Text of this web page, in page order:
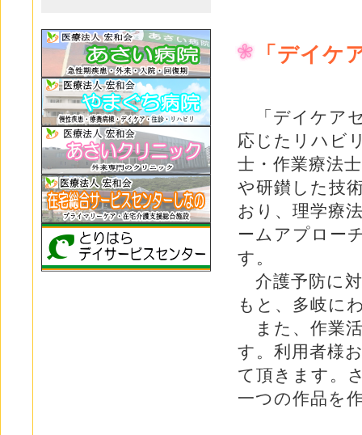
「デイケ
「デイケア
応じたリハビ
士・作業療法
や研鑚した技
おり、理学療
ームアプロー
す。
介護予防に
もと、多岐に
また、作業
す。利用者様
て頂きます。
一つの作品を